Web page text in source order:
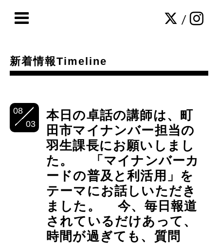
/
新着情報Timeline
08
03
本日の卓話の講師は、町
田市マイナンバー担当の
羽生課長にお願いしまし
た。 「マイナンバーカ
ードの普及と利活用」を
テーマにお話しいただき
ました。 今、毎日報道
されているだけあって、
時間が過ぎても、質問